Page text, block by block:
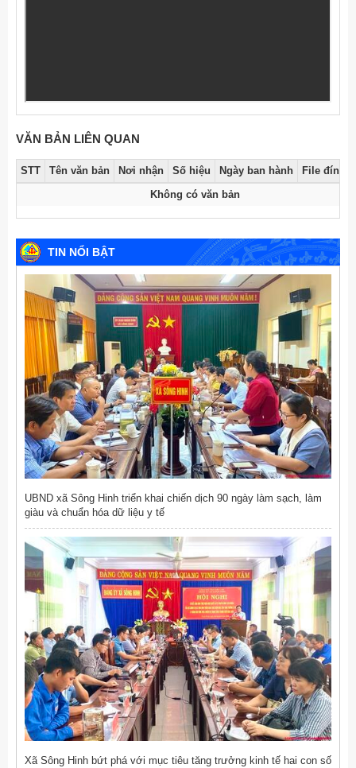
VĂN BẢN LIÊN QUAN
STT Tên văn bản Nơi nhận Số hiệu Ngày ban hành
File đính
Không có văn bản
TIN NỔI BẬT
UBND xã Sông Hinh triển khai chiến dịch 90 ngày làm sạch, làm
giàu và chuẩn hóa dữ liệu y tế
Xã Sông Hinh bứt phá với mục tiêu tăng trưởng kinh tế hai con số